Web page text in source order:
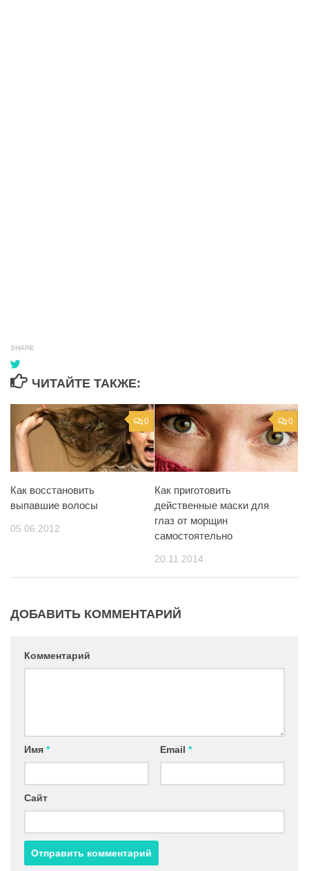
SHARE
ЧИТАЙТЕ ТАКЖЕ:
0
Как восстановить
выпавшие волосы
05.06.2012
0
Как приготовить
действенные маски для
глаз от морщин
самостоятельно
20.11.2014
ДОБАВИТЬ КОММЕНТАРИЙ
Комментарий
Имя * Email *
Сайт